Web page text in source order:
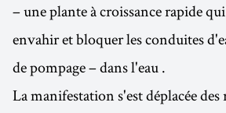
– une plante à croissance rapide
envahir et bloquer les conduites
de pompage – dans l'eau .
La manifestation s'est déplacée